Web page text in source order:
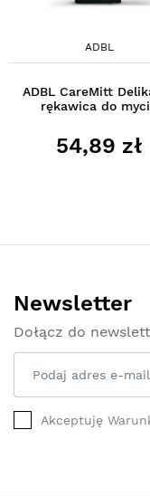
ADBL
ADBL CareMitt
rękawica do
54,89 zł
Newsletter
Dołącz do
Akceptuję